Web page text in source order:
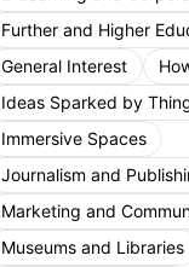
Further and Higher
General Interest
Ideas Sparked by
Immersive Spaces
Journalism and
Marketing and
Museums and Libraries